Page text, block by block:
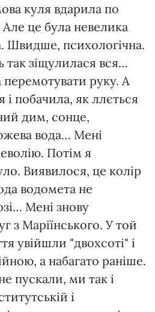
куля вдарила по
це була невелика
Швидше, психологічна.
так зіщулилася вся…
руку. А
і побачила, як ллється
дим, сонце,
вода… Мені
Потім я
Виявилося, це колір
водомета не
Мені знову
з Маріїнського. У той
увійшли "двохсоті" і
а набагато раніше.
пускали, ми так і
і